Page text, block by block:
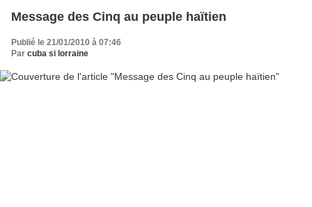
Message des Cinq au peuple haïtien
Publié le 21/01/2010 à 07:46
Par cuba si lorraine